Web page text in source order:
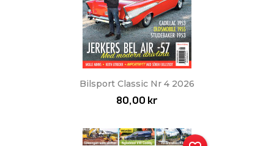
Bilsport Classic Nr 4 2026
80,00 kr